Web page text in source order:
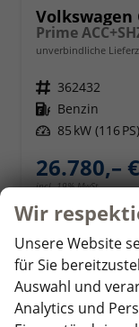
Volkswagen
unverbindliche
Fahrzeugnr. 362432
Kraftstoff Benzin
Leistung 85 kW (116 PS)
26.780,– €
incl. 19% MwSt.
Verbrauch
CO -Klasse:D
CO2-
ab 259,– € mtl.
Wir
Unsere Website
für Sie
Auswahl und
Analytics und